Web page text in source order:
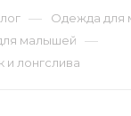
— Одежда для
малышей —
и лонгслива